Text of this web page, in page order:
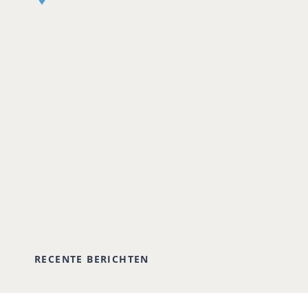
RECENTE BERICHTEN